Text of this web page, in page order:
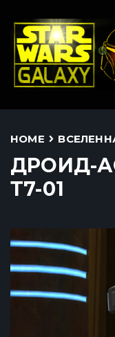
HOME
ДРОИД-
Т7-01